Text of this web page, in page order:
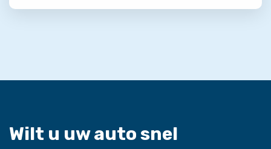
Wilt u uw auto snel